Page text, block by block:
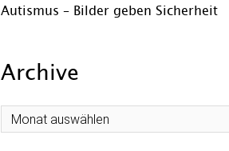
Autismus – Bilder geben Sicherheit
Archive
Archive